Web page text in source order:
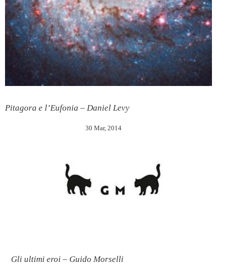
Pitagora e l’Eufonia – Daniel Levy
30 Mar, 2014
Gli ultimi eroi – Guido Morselli